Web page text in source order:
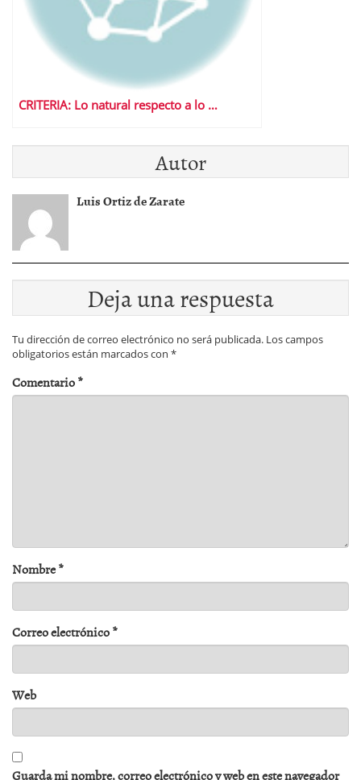
CRITERIA: Lo natural respecto a lo …
Autor
Luis Ortiz de Zarate
Deja una respuesta
Tu dirección de correo electrónico no será publicada. Los campos
obligatorios están marcados con *
Comentario*
Nombre*
Correo electrónico*
Web
Guarda mi nombre, correo electrónico y web en este navegador